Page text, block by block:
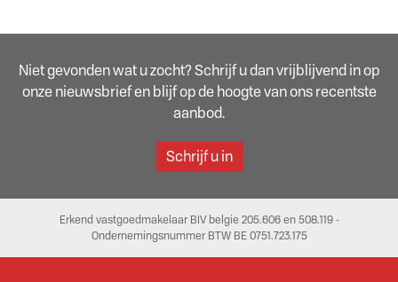
Niet gevonden wat u zocht? Schrijf u dan vrijblijvend in op
onze nieuwsbrief en blijf op de hoogte van ons recentste
aanbod.
Schrijf u in
Erkend vastgoedmakelaar BIV belgie 205.606 en 508.119 -
Ondernemingsnummer BTW BE 0751.723.175